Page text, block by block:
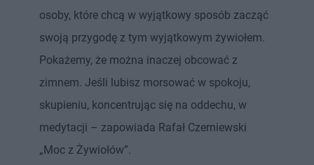
osoby, które chcą w wyjątkowy sposób zacząć
swoją przygodę z tym wyjątkowym żywiołem.
Pokażemy, że można inaczej obcować z
zimnem. Jeśli lubisz morsować w spokoju,
skupieniu, koncentrując się na oddechu, w
medytacji – zapowiada Rafał Czerniewski
„Moc z Żywiołów”.